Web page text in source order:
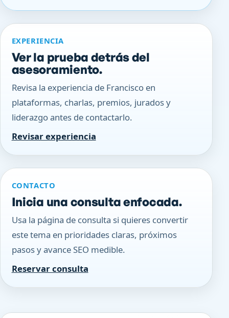
EXPERIENCIA
Ver la prueba detrás del
asesoramiento.
Revisa la experiencia de Francisco en
plataformas, charlas, premios, jurados y
liderazgo antes de contactarlo.
Revisar experiencia
CONTACTO
Inicia una consulta enfocada.
Usa la página de consulta si quieres convertir
este tema en prioridades claras, próximos
pasos y avance SEO medible.
Reservar consulta